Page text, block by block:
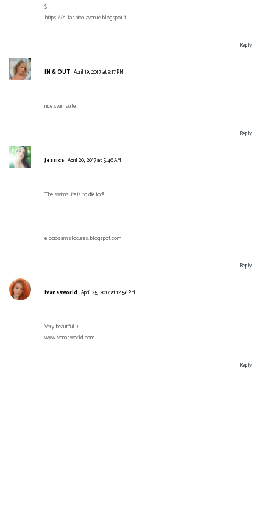
S
https://s-fashion-avenue.blogspot.it
Reply
IN & OUT April 19, 2017 at 9:17 PM
nice swimsuite!
Reply
Jessica April 20, 2017 at 5:40 AM
The swimsuite is to die for!!!
elogiosamislocuras.blogspot.com
Reply
Ivanasworld April 25, 2017 at 12:56 PM
Very beautiful :)
www.ivanasworld.com
Reply